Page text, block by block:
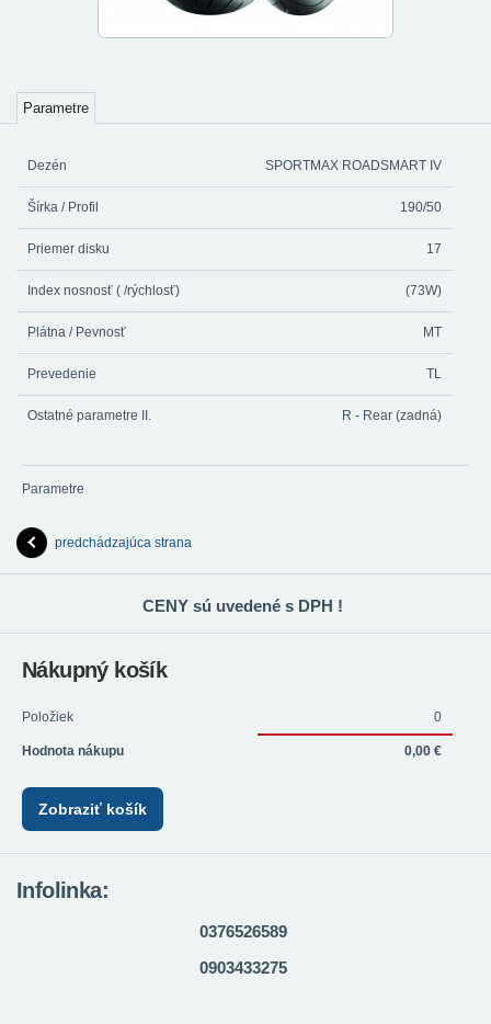
Parametre
Dezén SPORTMAX ROADSMART IV
Šírka / Profil 190/50
Priemer disku 17
Index nosnosť ( /rýchlosť) (73W)
Plátna / Pevnosť MT
Prevedenie TL
Ostatné parametre II. R - Rear (zadná)
Parametre
predchádzajúca strana
CENY sú uvedené s DPH !
Nákupný košík
Položiek 0
Hodnota nákupu 0,00 €
Zobraziť košík
Infolinka:
0376526589
0903433275